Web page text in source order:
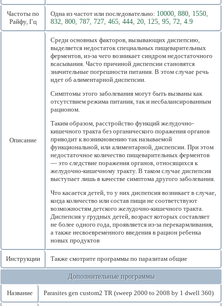
Частоты по
Райфу, Гц
Одна из частот или последовательно: 10000, 880, 1550,
832, 800, 787, 727, 465, 444, 20, 125, 95, 72, 4.9
Описание
Среди основных факторов, вызывающих диспепсию,
выделяется недостаток специальных пищеварительных
ферментов, из-за чего возникает синдром недостаточного
всасывания. Часто причиной диспепсии становятся
значительные погрешности питания. В этом случае речь
идет об алиментарной диспепсии.
Симптомы этого заболевания могут быть вызваны как
отсутствием режима питания, так и несбалансированным
рационом.
Таким образом, расстройство функций желудочно-
кишечного тракта без органического поражения органов
приводит к возникновению так называемой
функциональной, или алиментарной, диспепсии. При этом
недостаточное количество пищеварительных ферментов
— это следствие поражения органов, относящихся к
желудочно-кишечному тракту. В таком случае диспепсия
выступает лишь в качестве симптома другого заболевания.
Что касается детей, то у них диспепсия возникает в случае,
когда количество или состав пищи не соответствуют
возможностям детского желудочно-кишечного тракта.
Диспепсия у грудных детей, возраст которых составляет
не более одного года, проявляется из-за перекармливания,
а также несвоевременного введения в рацион ребенка
новых продуктов
Инструкции Также смотрите программы по паразитам общие
Дополнительные программы
Название Parasites gen custom2 TR (sweep 2000 to 2008 by 1 dwell 360)